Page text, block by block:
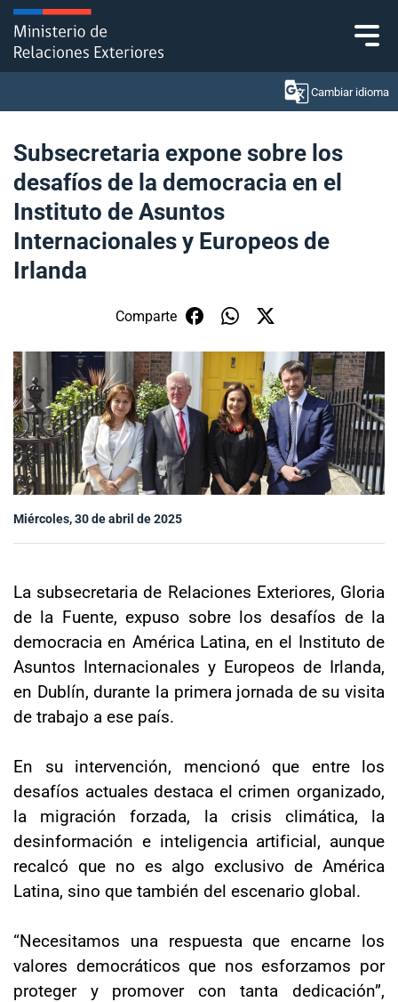
Click acá para ir directamente al contenido
Cambiar idioma
Ministerio
Política Exterior
Embajadas y consulados
Servicios ciudadanos
Subsecretaría de Relaciones Económicas
Internacionales
Sala de prensa
modo claro
Subsecretaria expone sobre los
desafíos de la democracia en el
Instituto de Asuntos
Internacionales y Europeos de
Irlanda
Comparte
Miércoles, 30 de abril de 2025
La subsecretaria de Relaciones Exteriores, Gloria
de la Fuente, expuso sobre los desafíos de la
democracia en América Latina, en el Instituto de
Asuntos Internacionales y Europeos de Irlanda,
en Dublín, durante la primera jornada de su visita
de trabajo a ese país.
En su intervención, mencionó que entre los
desafíos actuales destaca el crimen organizado,
la migración forzada, la crisis climática, la
desinformación e inteligencia artificial, aunque
recalcó que no es algo exclusivo de América
Latina, sino que también del escenario global.
“Necesitamos una respuesta que encarne los
valores democráticos que nos esforzamos por
proteger y promover con tanta dedicación”,